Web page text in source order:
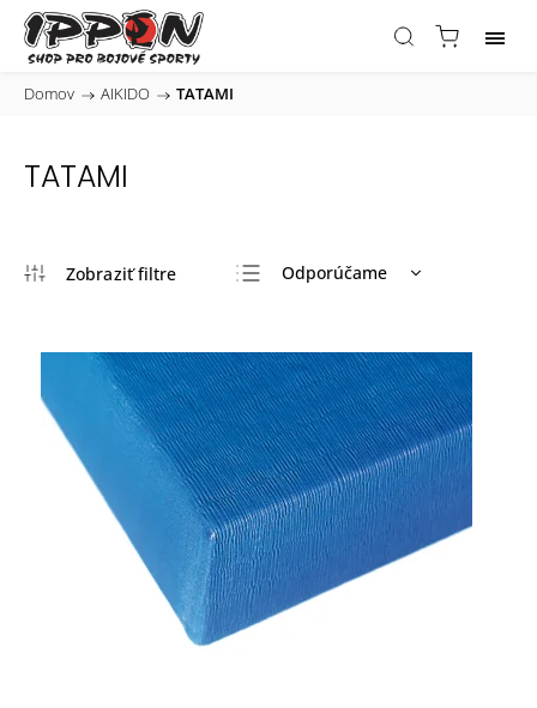
Domov / AIKIDO / TATAMI
TATAMI
Odporúčame
Najdrahšie
Najpredávanejšie
Abecedne